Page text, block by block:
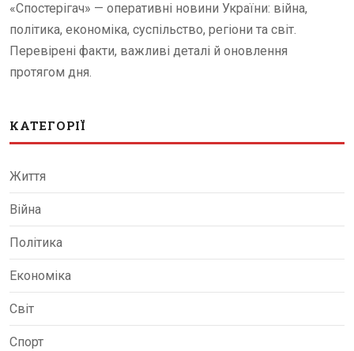
«Спостерігач» — оперативні новини України: війна,
політика, економіка, суспільство, регіони та світ.
Перевірені факти, важливі деталі й оновлення
протягом дня.
КАТЕГОРІЇ
Життя
Війна
Політика
Економіка
Світ
Спорт